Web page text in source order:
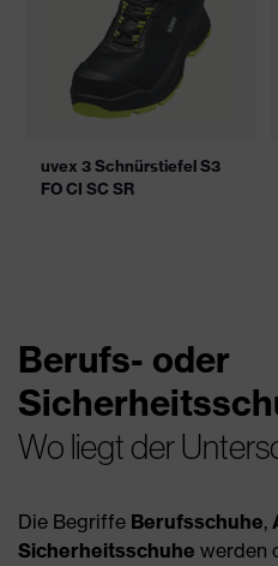
uvex 3 Schnürstiefel S3
FO CI SC SR
Berufs- oder
Wo liegt der
Die Begriffe Berufsschuhe,
Sicherheitsschuhe werden